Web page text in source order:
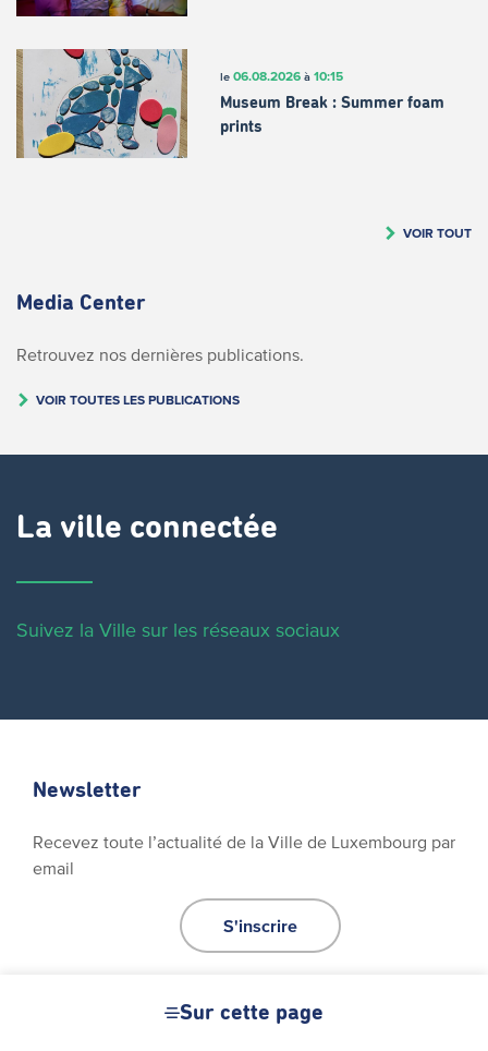
Sur cette page
le 06.08.2026à 10:15
Museum Break : Summer foam
prints
VOIR TOUT
Media Center
Retrouvez nos dernières publications.
VOIR TOUTES LES PUBLICATIONS
La ville connectée
Suivez la Ville sur les réseaux sociaux
Newsletter
Recevez toute l’actualité de la Ville de Luxembourg par
email
S'inscrire
Réseaux sociaux